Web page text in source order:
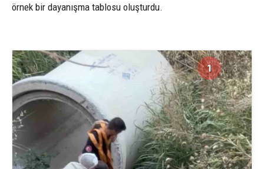
örnek bir dayanışma tablosu oluşturdu.
1 3